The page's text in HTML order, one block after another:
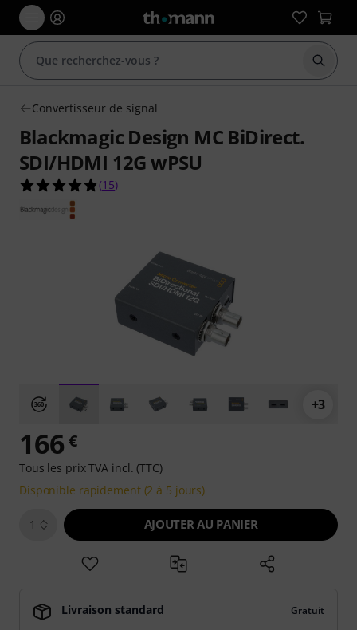
Convertisseur de signal
Blackmagic Design MC BiDirect.
SDI/HDMI 12G wPSU
4.9 étoiles sur 5 d'après 15 évaluations clients
(15)
+3
166 €
Tous les prix TVA incl. (TTC)
Disponible rapidement (2 à 5 jours)
1 AJOUTER AU PANIER
Livraison standard Gratuit